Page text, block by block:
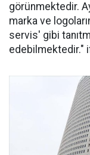
görünmektedir.
marka ve
servis' gibi
edebilmektedir."